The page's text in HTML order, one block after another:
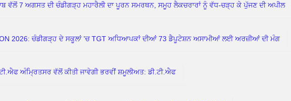
ਵੱਲੋਂ 7 ਅਗਸਤ ਦੀ ਚੰਡੀਗੜ੍ਹ ਮਹਾਰੈਲੀ ਦਾ ਪੂਰਨ ਸਮਰਥਨ, ਸਮੂਹ ਲੈਕਚਰਾਰਾਂ ਨੂੰ ਵੱਧ-ਚੜ੍ਹ ਕੇ ਪੁੱਜਣ ਦੀ ਅਪੀਲ
2026: ਚੰਡੀਗੜ੍ਹ ਦੇ ਸਕੂਲਾਂ 'ਚ TGT ਅਧਿਆਪਕਾਂ ਦੀਆਂ 73 ਡੈਪੂਟੇਸ਼ਨ ਅਸਾਮੀਆਂ ਲਈ ਅਰਜ਼ੀਆਂ ਦੀ ਮੰਗ
ਅੰਮ੍ਰਿਤਸਰ ਵੱਲੋਂ ਕੀਤੀ ਜਾਵੇਗੀ ਭਰਵੀਂ ਸ਼ਮੂਲੀਅਤ: ਡੀ.ਟੀ.ਐਫ